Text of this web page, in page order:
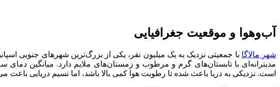
آب‌وهوا و موقعیت جغرافیایی
شهر مالاگا
است. نزدیکی به دریا باعث شده تا رطوبت هوا کمی بالا باشد، اما نسیم دریایی